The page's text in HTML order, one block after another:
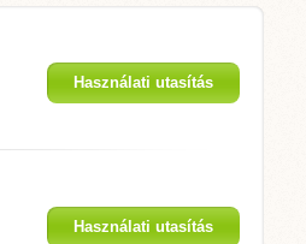
Használati utasítás
Használati utasítás